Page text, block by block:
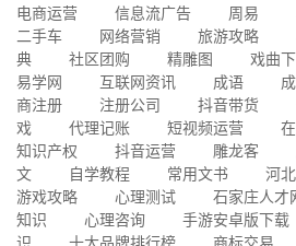
电商运营 信息流广告 周易
二手车
网络营销 旅游攻略
典
社区团购 精雕图 戏曲
易学网
互联网资讯 成语
商注册
注册公司 抖音带货
戏
代理记账 短视频运营
知识产权
抖音运营 雕龙客
文
自学教程 常用文书 河
游戏攻略
心理测试 石家庄人才
知识
心理咨询 手游安卓版下载